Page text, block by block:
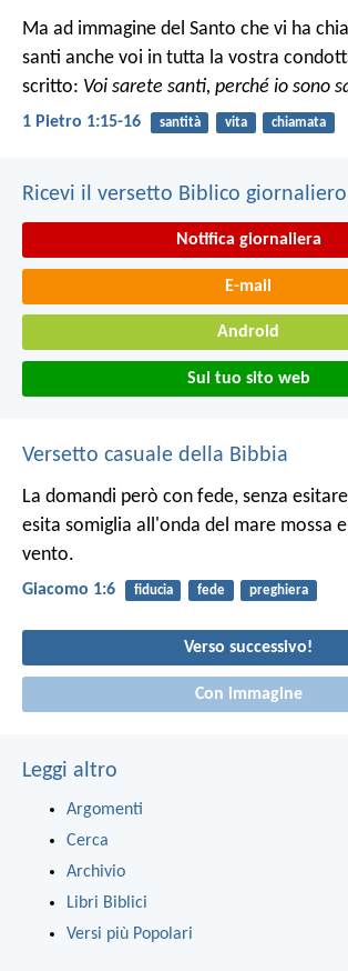
Ma ad immagine del Santo che vi ha
santi anche voi in tutta la vostra
scritto: Voi sarete santi, perché io sono
1 Pietro 1:15-16 santità vita chiamata
Ricevi il versetto Biblico
Notifica giornaliera
E-mail
Android
Sul tuo sito web
Versetto casuale della Bibbia
La domandi però con fede, senza
esita somiglia all'onda del mare mossa
vento.
Giacomo 1:6 fiducia fede preghiera
Verso successivo!
Con immagine
Leggi altro
Argomenti
Cerca
Archivio
Libri Biblici
Versi più Popolari